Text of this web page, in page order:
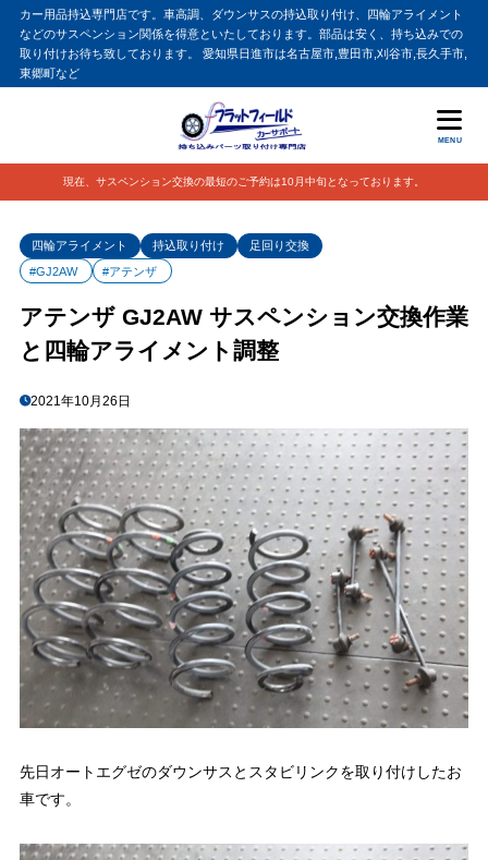
カー用品持込専門店です。車高調、ダウンサスの持込取り付け、四輪アライメント
などのサスペンション関係を得意といたしております。部品は安く、持ち込みでの
取り付けお待ち致しております。 愛知県日進市は名古屋市,豊田市,刈谷市,長久手市,
東郷町など
MENU
現在、サスペンション交換の最短のご予約は10月中旬となっております。
四輪アライメント 持込取り付け
足回り交換
#GJ2AW
#アテンザ
アテンザ GJ2AW サスペンション交換作業
と四輪アライメント調整
2021年10月26日
先日オートエグゼのダウンサスとスタビリンクを取り付けしたお
車です。